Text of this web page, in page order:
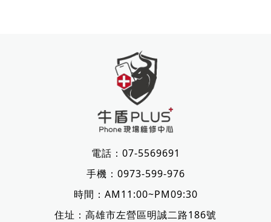
電話： 07-5569691
手機： 0973-599-976
時間：AM11:00~PM09:30
住址： 高雄市左營區明誠二路186號